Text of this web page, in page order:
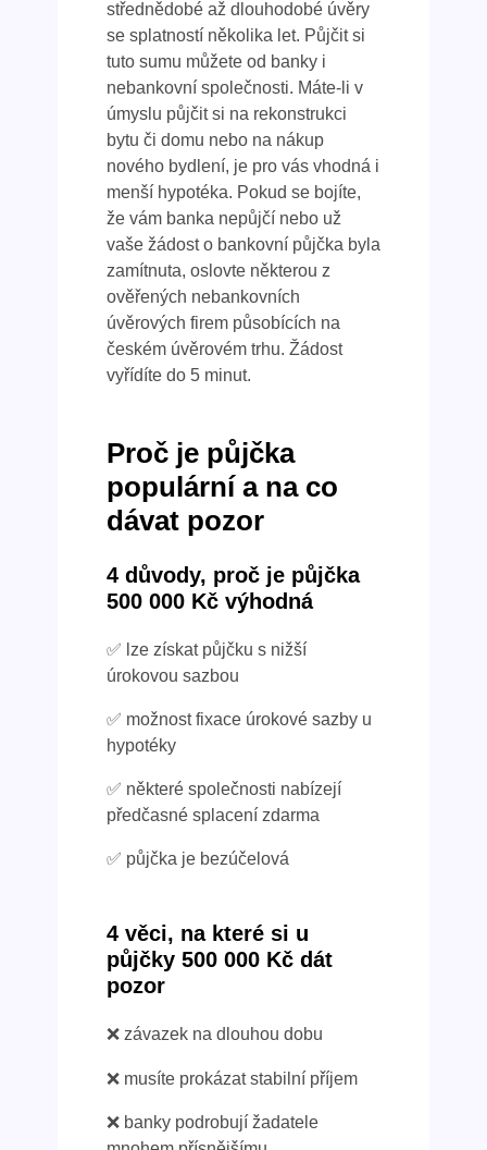
střednědobé až dlouhodobé úvěry
se splatností několika let. Půjčit si
tuto sumu můžete od banky i
nebankovní společnosti. Máte-li v
úmyslu půjčit si na rekonstrukci
bytu či domu nebo na nákup
nového bydlení, je pro vás vhodná i
menší hypotéka. Pokud se bojíte,
že vám banka nepůjčí nebo už
vaše žádost o bankovní půjčka byla
zamítnuta, oslovte některou z
ověřených nebankovních
úvěrových firem působících na
českém úvěrovém trhu. Žádost
vyřídíte do 5 minut.
Proč je půjčka
populární a na co
dávat pozor
4 důvody, proč je půjčka
500 000 Kč výhodná
✅ lze získat půjčku s nižší
úrokovou sazbou
✅ možnost fixace úrokové sazby u
hypotéky
✅ některé společnosti nabízejí
předčasné splacení zdarma
✅ půjčka je bezúčelová
4 věci, na které si u
půjčky 500 000 Kč dát
pozor
❌ závazek na dlouhou dobu
❌ musíte prokázat stabilní příjem
❌ banky podrobují žadatele